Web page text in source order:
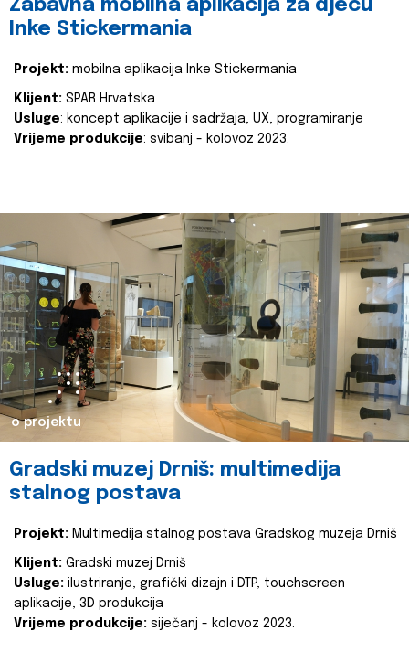
Zabavna mobilna aplikacija za djecu
Inke Stickermania
Projekt: mobilna aplikacija Inke Stickermania
Klijent: SPAR Hrvatska
Usluge: koncept aplikacije i sadržaja, UX, programiranje
Vrijeme produkcije: svibanj - kolovoz 2023.
o projektu
Gradski muzej Drniš: multimedija
stalnog postava
Projekt: Multimedija stalnog postava Gradskog muzeja Drniš
Klijent: Gradski muzej Drniš
Usluge: ilustriranje, grafički dizajn i DTP, touchscreen
aplikacije, 3D produkcija
Vrijeme produkcije: siječanj - kolovoz 2023.